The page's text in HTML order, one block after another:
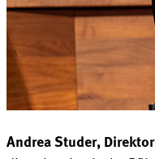
Andrea Studer,